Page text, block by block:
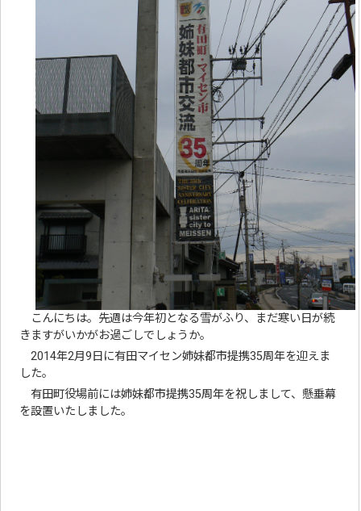
こんにちは。先週は今年初となる雪がふり、まだ寒い日が続
きますがいかがお過ごしでしょうか。
2014年2月9日に有田マイセン姉妹都市提携35周年を迎えま
した。
有田町役場前には姉妹都市提携35周年を祝しまして、懸垂幕
を設置いたしました。